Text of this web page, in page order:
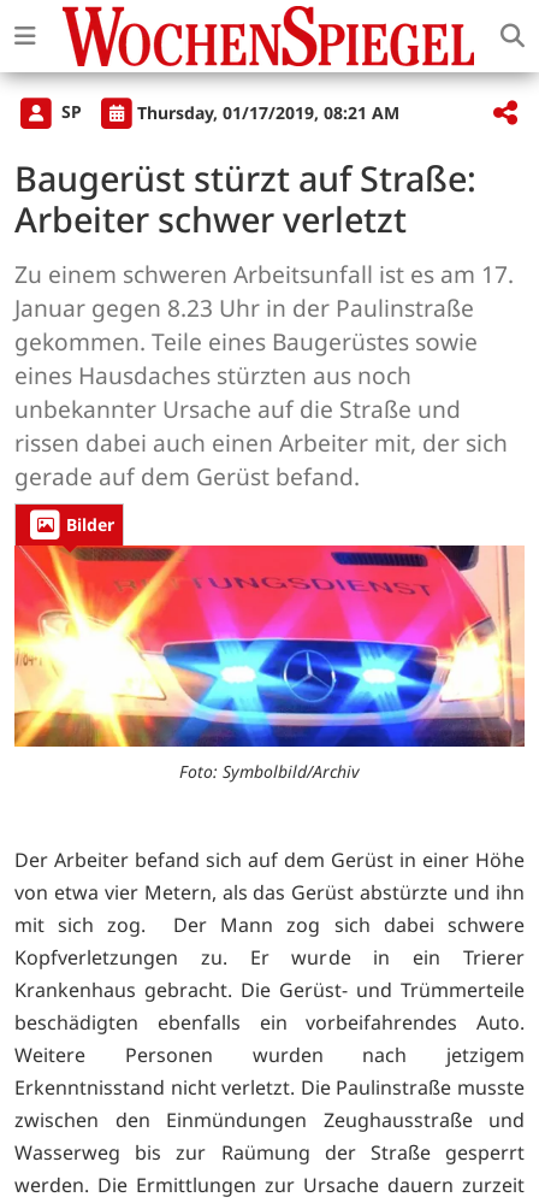
SP Thursday, 01/17/2019, 08:21 AM
Baugerüst stürzt auf Straße:
Arbeiter schwer verletzt
Zu einem schweren Arbeitsunfall ist es am 17.
Januar gegen 8.23 Uhr in der Paulinstraße
gekommen. Teile eines Baugerüstes sowie
eines Hausdaches stürzten aus noch
unbekannter Ursache auf die Straße und
rissen dabei auch einen Arbeiter mit, der sich
gerade auf dem Gerüst befand.
Bilder
Foto: Symbolbild/Archiv
Der Arbeiter befand sich auf dem Gerüst in einer Höhe
von etwa vier Metern, als das Gerüst abstürzte und ihn
mit sich zog. Der Mann zog sich dabei schwere
Kopfverletzungen zu. Er wurde in ein Trierer
Krankenhaus gebracht. Die Gerüst- und Trümmerteile
beschädigten ebenfalls ein vorbeifahrendes Auto.
Weitere Personen wurden nach jetzigem
Erkenntnisstand nicht verletzt. Die Paulinstraße musste
zwischen den Einmündungen Zeughausstraße und
Wasserweg bis zur Raümung der Straße gesperrt
werden. Die Ermittlungen zur Ursache dauern zurzeit